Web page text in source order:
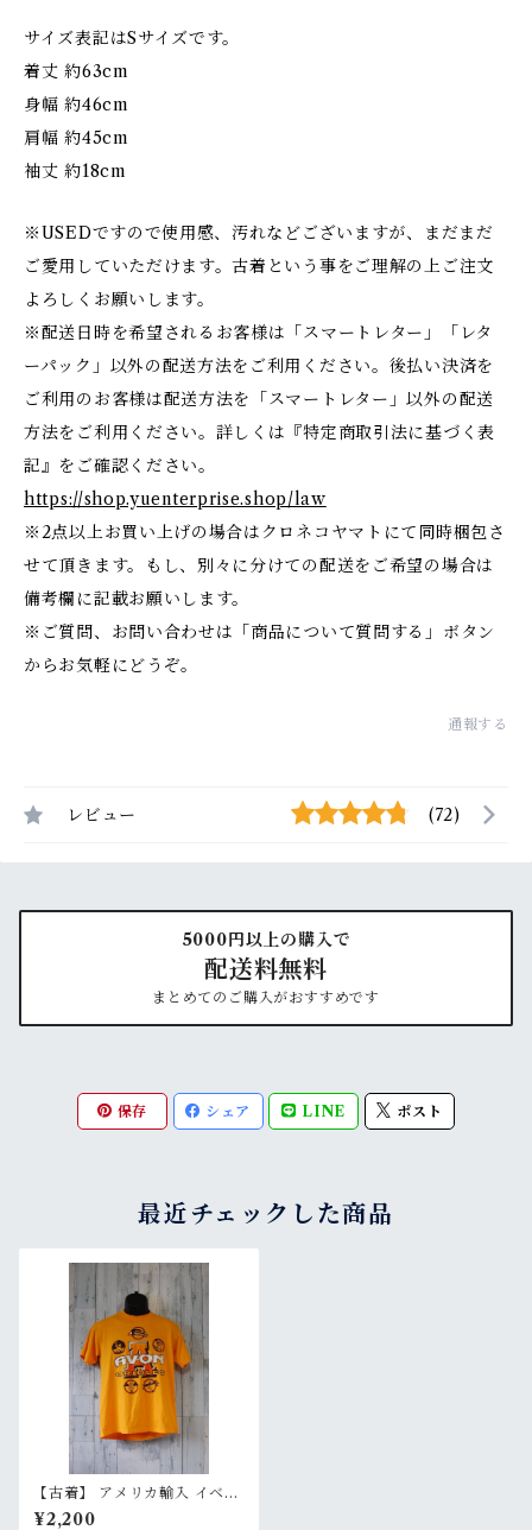
サイズ表記はSサイズです。
着丈 約63cm
身幅 約46cm
肩幅 約45cm
袖丈 約18cm
※USEDですので使用感、汚れなどございますが、まだまだ
ご愛用していただけます。古着という事をご理解の上ご注文
よろしくお願いします。
※配送日時を希望されるお客様は「スマートレター」「レタ
ーパック」以外の配送方法をご利用ください。後払い決済を
ご利用のお客様は配送方法を「スマートレター」以外の配送
方法をご利用ください。詳しくは『特定商取引法に基づく表
記』をご確認ください。
https://shop.yuenterprise.shop/law
※2点以上お買い上げの場合はクロネコヤマトにて同時梱包さ
せて頂きます。もし、別々に分けての配送をご希望の場合は
備考欄に記載お願いします。
※ご質問、お問い合わせは「商品について質問する」ボタン
からお気軽にどうぞ。
通報する
レビュー (72)
5000円以上の購入で
配送料無料
まとめてのご購入がおすすめです
保存 シェア LINE ポスト
最近チェックした商品
【古着】 アメリカ輸入 イベン
ト 半袖 Tシャツ Avon Oriole
¥2,200